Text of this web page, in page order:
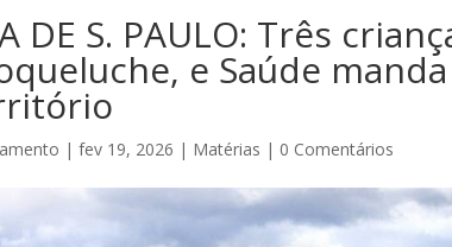
DE S. PAULO: Três
e Saúde
|fev 19, 2026 | Matérias | 0 Comentários